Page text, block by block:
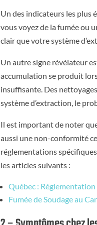
Un des indicateurs les plus
vous voyez de la fumée ou
clair que votre système
Un autre signe révélateur
accumulation se produit
insuffisante. Des
système d’extraction, le
Il est important de noter
aussi une non-conformité
réglementations
les articles suivants :
Québec : Réglementation
Fumée de Soudage au